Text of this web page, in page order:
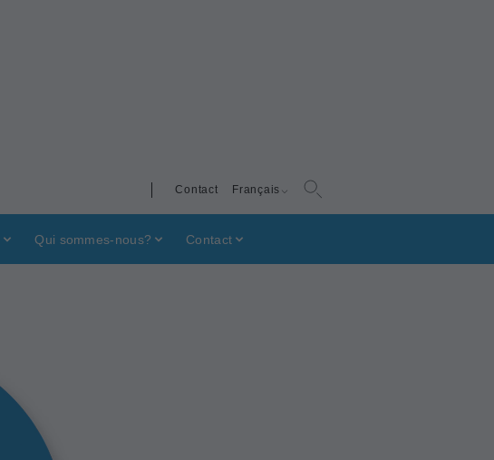
Français
Contact
Qui sommes-nous? Contact